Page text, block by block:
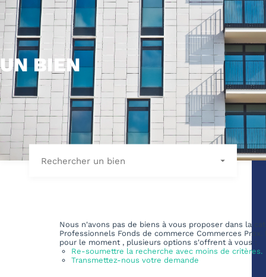
UN BIEN
Rechercher un bien
Nous n'avons pas de biens à vous proposer dans la
Professionnels Fonds de commerce Commerces Prox.
pour le moment , plusieurs options s'offrent à vous :
Re-soumettre la recherche avec moins de critères.
Transmettez-nous votre demande